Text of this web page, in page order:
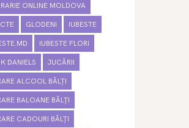
ONLINE MOLDOVA
GLODENI IUBESTE
IUBESTE FLORI
DANIELS JUCĂRII
ALCOOL BĂLȚI
BALOANE BĂLȚI
CADOURI BĂLȚI